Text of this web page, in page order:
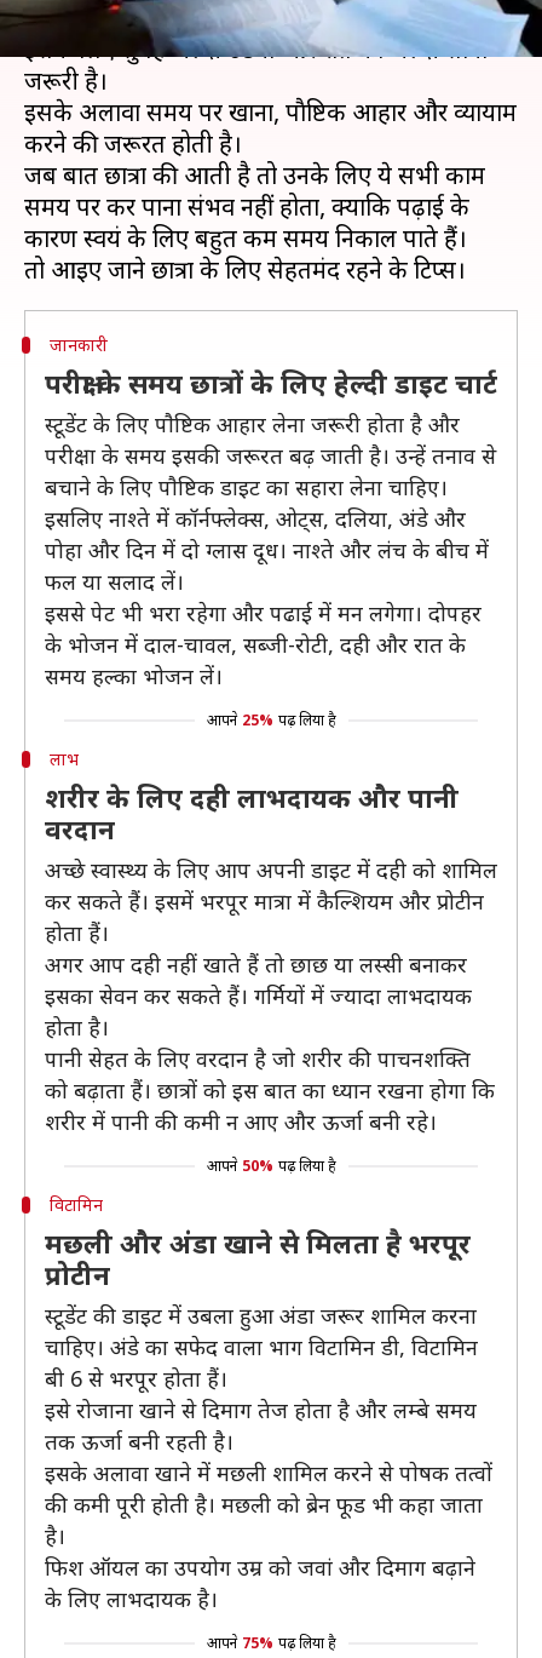
कहते है कि स्वस्थ शरीर में स्वस्थ मन का वास होता है।
इसके लिए सुबह जल्दी उठना और रात को जल्दी सोना
जरूरी है।
इसके अलावा समय पर खाना, पाैष्टिक आहार और व्यायाम
करने की जरूरत होती है।
जब बात छात्रों की आती है तो उनके लिए ये सभी काम
समय पर कर पाना संभव नहीं होता, क्योंकि पढ़ाई के
कारण स्वयं के लिए बहुत कम समय निकाल पाते हैं।
जानकारी
परीक्षा के समय छात्रों के लिए हेल्दी डाइट चार्ट
स्टूडेंट के लिए पाैष्टिक आहार लेना जरूरी होता है और
परीक्षा के समय इसकी जरूरत बढ़ जाती है। उन्हें तनाव से
बचाने के लिए पाैष्टिक डाइट का सहारा लेना चाहिए।
इसलिए नाश्ते में कॉर्नफ्लेक्स, ओट्स, दलिया, अंडे और
पोहा और दिन में दो ग्लास दूध। नाश्ते और लंच के बीच में
फल या सलाद लें।
इससे पेट भी भरा रहेगा और पढाई में मन लगेगा। दोपहर
के भोजन में दाल-चावल, सब्जी-रोटी, दही और रात के
समय हल्का भोजन लें।
आपने 25% पढ़ लिया है
लाभ
शरीर के लिए दही लाभदायक और पानी
वरदान
अच्छे स्वास्थ्य के लिए आप अपनी डाइट में दही को शामिल
कर सकते हैं। इसमें भरपूर मात्रा में कैल्शियम और प्रोटीन
होता हैं।
अगर आप दही नहीं खाते हैं तो छाछ या लस्सी बनाकर
इसका सेवन कर सकते हैं। गर्मियों में ज्यादा लाभदायक
होता है।
पानी सेहत के लिए वरदान है जो शरीर की पाचनशक्ति
को बढ़ाता हैं। छात्रों को इस बात का ध्यान रखना होगा कि
शरीर में पानी की कमी न आए और ऊर्जा बनी रहे।
आपने 50% पढ़ लिया है
विटामिन
मछली और अंडा खाने से मिलता है भरपूर
प्रोटीन
स्टूडेंट की डाइट में उबला हुआ अंडा जरूर शामिल करना
चाहिए। अंडे का सफेद वाला भाग विटामिन डी, विटामिन
बी 6 से भरपूर होता हैं।
इसे रोजाना खाने से दिमाग तेज होता है और लम्बे समय
तक ऊर्जा बनी रहती है।
इसके अलावा खाने में मछली शामिल करने से पाेषक तत्वों
की कमी पूरी होती है। मछली को ब्रेन फूड भी कहा जाता
है।
फिश ऑयल का उपयोग उम्र को जवां और दिमाग बढ़ाने
के लिए लाभदायक है।
आपने 75% पढ़ लिया है